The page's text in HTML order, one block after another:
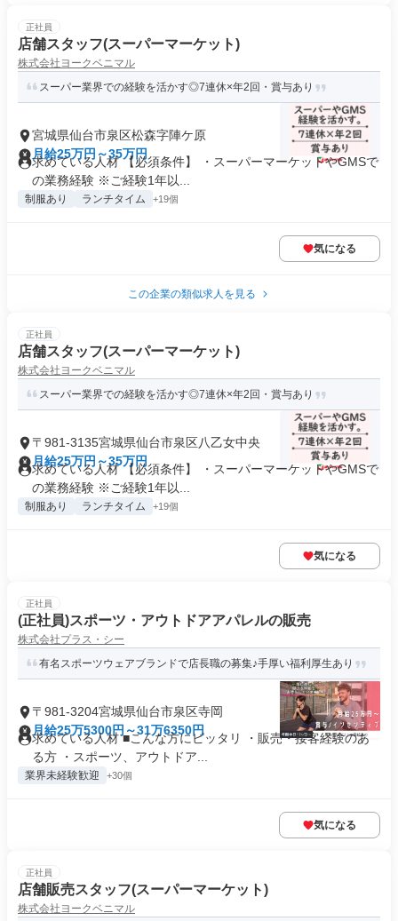
正社員
店舗スタッフ(スーパーマーケット)
株式会社ヨークベニマル
スーパー業界での経験を活かす◎7連休×年2回・賞与あり
宮城県仙台市泉区松森字陣ケ原
月給25万円～35万円
求めている人材 【必須条件】 ・スーパーマーケットやGMSで
の業務経験 ※ご経験1年以...
制服あり ランチタイム +19個
気になる
この企業の類似求人を見る
正社員
店舗スタッフ(スーパーマーケット)
株式会社ヨークベニマル
スーパー業界での経験を活かす◎7連休×年2回・賞与あり
〒981-3135宮城県仙台市泉区八乙女中央
月給25万円～35万円
求めている人材 【必須条件】 ・スーパーマーケットやGMSで
の業務経験 ※ご経験1年以...
制服あり ランチタイム +19個
気になる
正社員
(正社員)スポーツ・アウトドアアパレルの販売
株式会社プラス・シー
有名スポーツウェアブランドで店長職の募集♪手厚い福利厚生あり
〒981-3204宮城県仙台市泉区寺岡
月給25万5300円～31万6350円
求めている人材 ■こんな方にピッタリ ・販売・接客経験のあ
る方 ・スポーツ、アウトドア...
業界未経験歓迎 +30個
気になる
正社員
店舗販売スタッフ(スーパーマーケット)
株式会社ヨークベニマル